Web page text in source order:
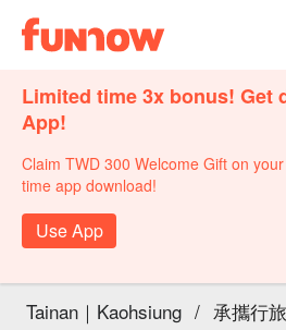
Limited time 3x bonus! Get
App!
Claim TWD 300 Welcome Gift on
time app download!
Use App
Tainan｜Kaohsiung / 承攜行